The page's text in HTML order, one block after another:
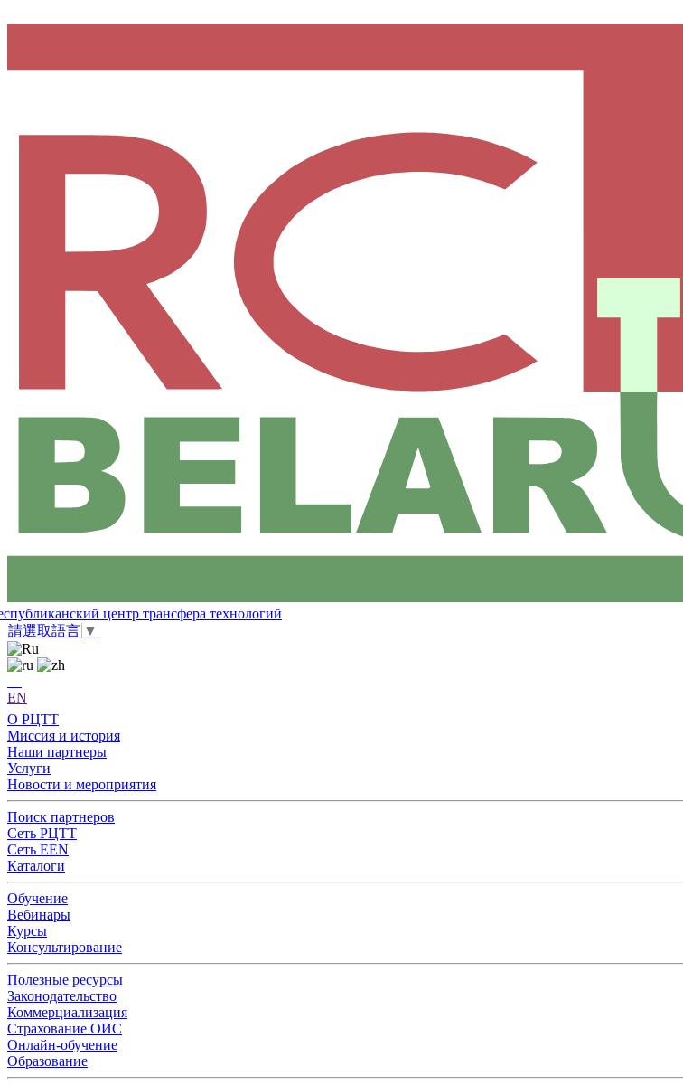
центр трансфера технологий
請選取語言 ▼
EN
О РЦТТ
Миссия и история
Наши партнеры
Услуги
Новости и мероприятия
Поиск партнеров
Сеть РЦТТ
Сеть EEN
Каталоги
Обучение
Вебинары
Курсы
Консультирование
Полезные ресурсы
Законодательство
Коммерциализация
Страхование ОИС
Онлайн-обучение
Образование